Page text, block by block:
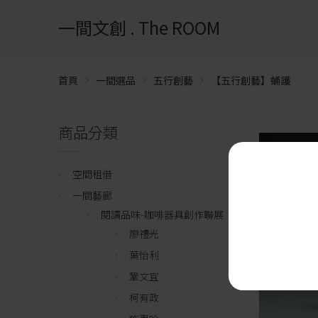
一間文創 . The ROOM
首頁 一間選品 五行創藝 【五行創藝】蛹護
商品分類
空間租借
一間藝廊
閱讀品味-咖啡器具創作聯展
廖禮光
葉怡利
鞏文宜
柯有政